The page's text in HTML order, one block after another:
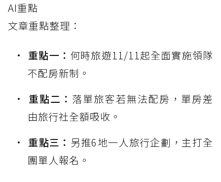
AI重點
文章重點整理：
重點一： 何時旅遊11/11起全面實施領隊
不配房新制。
重點二： 落單旅客若無法配房，單房差
由旅行社全額吸收。
重點三： 另推6地一人旅行企劃，主打全
團單人報名。